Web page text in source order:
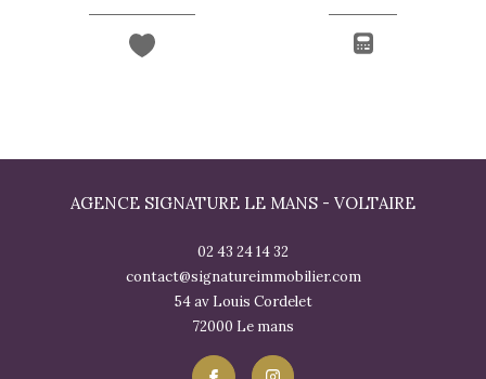
AGENCE SIGNATURE LE MANS - VOLTAIRE
02 43 24 14 32
contact@signatureimmobilier.com
54 av Louis Cordelet
72000
le mans